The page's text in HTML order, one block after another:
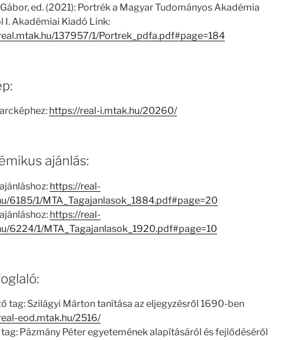
ed. (2021): Portrék a Magyar Tudományos Akadémia
I. Akadémiai Kiadó Link:
137957/1/Portrek_pdfa.pdf#page=184
https://real-i.mtak.hu/20260/
ajánlás:
https://real-
6185/1/MTA_Tagajanlasok_1884.pdf#page=20
https://real-
6224/1/MTA_Tagajanlasok_1920.pdf#page=10
tag: Szilágyi Márton tanítása az eljegyzésről 1690-ben
eod.mtak.hu/2516/
tag: Pázmány Péter egyetemének alapításáról és fejlődéséről